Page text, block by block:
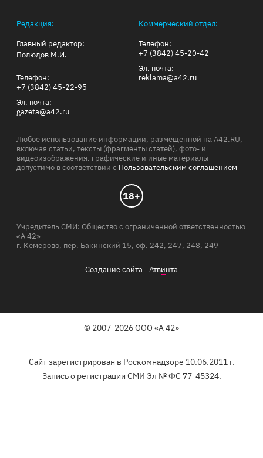
Редакция:
Главный редактор:
Полюдов М.И.
Телефон:
+7 (3842) 45-22-95
Эл. почта:
gazeta@a42.ru
Коммерческий отдел:
Телефон:
+7 (3842) 45-20-42
Эл. почта:
reklama@a42.ru
Любое использование информации, размещенной на A42.RU,
включая статьи, тексты (фрагменты статей), фото- и
видеоизображения, графические и иные материалы
допустимо в соответствии с Пользовательским соглашением
18+
Учредитель СМИ: Общество с ограниченной ответственностью
«А 42»
г. Кемерово, пер. Бакинский 15, оф. 242, 247, 248, 249
Создание сайта -Атвинта
© 2007-2026 ООО «А 42»
Сайт зарегистрирован в Роскомнадзоре 10.06.2011 г.
Запись о регистрации СМИ Эл № ФС 77-45324.